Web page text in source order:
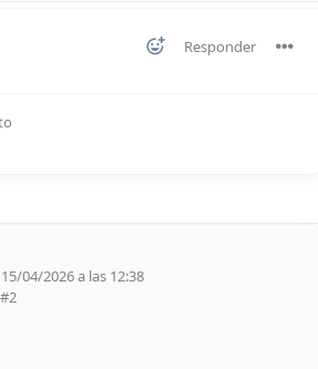
Responder
04/2026 a las 12:38
2